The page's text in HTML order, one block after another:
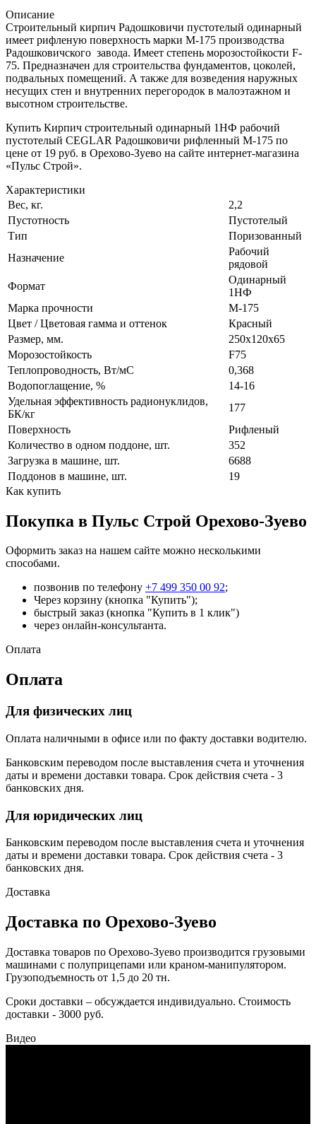
Описание
Строительный кирпич Радошковичи пустотелый одинарный
имеет рифленую поверхность марки М-175 производства
Радошковичского завода. Имеет степень морозостойкости F-
75. Предназначен для строительства фундаментов, цоколей,
подвальных помещений. А также для возведения наружных
несущих стен и внутренних перегородок в малоэтажном и
высотном строительстве.
Купить Кирпич строительный одинарный 1НФ рабочий
пустотелый CEGLAR Радошковичи рифленный М-175 по
цене от 19 руб. в Орехово-Зуево на сайте интернет-магазина
«Пульс Строй».
Характеристики
Вес, кг.
2,2
Пустотность
Пустотелый
Тип
Поризованный
Назначение
Рабочий
рядовой
Формат
Одинарный
1НФ
Марка прочности
М-175
Цвет / Цветовая гамма и оттенок
Красный
Размер, мм.
250х120х65
Морозостойкость
F75
Теплопроводность, Вт/мC
0,368
Водопоглащение, %
14-16
Удельная эффективность радионуклидов,
БК/кг
177
Поверхность
Рифленый
Количество в одном поддоне, шт.
352
Загрузка в машине, шт.
6688
Поддонов в машине, шт.
19
Как купить
Покупка в Пульс Строй Орехово-Зуево
Оформить заказ на нашем сайте можно несколькими
способами.
позвонив по телефону +7 499 350 00 92;
Через корзину (кнопка "Купить");
быстрый заказ (кнопка "Купить в 1 клик")
через онлайн-консультанта.
Оплата
Оплата
Для физических лиц
Оплата наличными в офисе или по факту доставки водителю.
Банковским переводом после выставления счета и уточнения
даты и времени доставки товара. Срок действия счета - 3
банковских дня.
Для юридических лиц
Банковским переводом после выставления счета и уточнения
даты и времени доставки товара. Срок действия счета - 3
банковских дня.
Доставка
Доставка по Орехово-Зуево
Доставка товаров по Орехово-Зуево производится грузовыми
машинами с полуприцепами или краном-манипулятором.
Грузоподъемность от 1,5 до 20 тн.
Сроки доставки – обсуждается индивидуально. Стоимость
доставки - 3000 руб.
Видео